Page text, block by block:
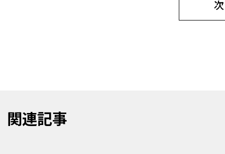
関連記事